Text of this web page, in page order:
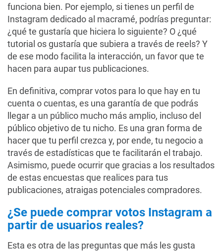
funciona bien. Por ejemplo, si tienes un perfil de
Instagram dedicado al macramé, podrías preguntar:
¿qué te gustaría que hiciera lo siguiente? O ¿qué
tutorial os gustaría que subiera a través de reels? Y
de ese modo facilita la interacción, un favor que te
hacen para aupar tus publicaciones.
En definitiva, comprar votos para lo que hay en tu
cuenta o cuentas, es una garantía de que podrás
llegar a un público mucho más amplio, incluso del
público objetivo de tu nicho. Es una gran forma de
hacer que tu perfil crezca y, por ende, tu negocio a
través de estadísticas que te facilitarán el trabajo.
Asimismo, puede ocurrir que gracias a los resultados
de estas encuestas que realices para tus
publicaciones, atraigas potenciales compradores.
¿Se puede comprar votos Instagram a
partir de usuarios reales?
Esta es otra de las preguntas que más les gusta